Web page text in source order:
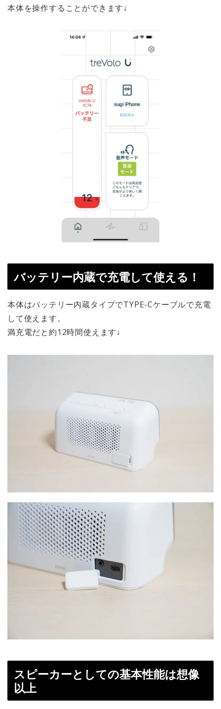
本体を操作することができます↓
バッテリー内蔵で充電して使える！
本体はバッテリー内蔵タイプでTYPE-Cケーブルで充電
して使えます。
満充電だと約12時間使えます↓
スピーカーとしての基本性能は想像
以上